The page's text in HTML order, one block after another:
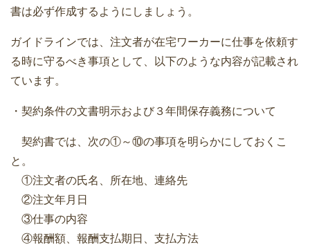
書は必ず作成するようにしましょう。
ガイドラインでは、注文者が在宅ワーカーに仕事を依頼す
る時に守るべき事項として、以下のような内容が記載され
ています。
・契約条件の文書明示および３年間保存義務について
契約書では、次の①～⑩の事項を明らかにしておくこ
と。
①注文者の氏名、所在地、連絡先
②注文年月日
③仕事の内容
④報酬額、報酬支払期日、支払方法